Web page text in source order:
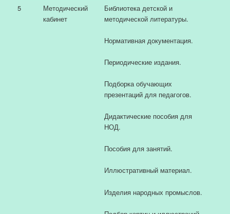
5
Методический
кабинет
Библиотека детской и
методической литературы.
Нормативная документация.
Периодические издания.
Подборка обучающих
презентаций для педагогов.
Дидактические пособия для
НОД.
Пособия для занятий.
Иллюстративный материал.
Изделия народных промыслов.